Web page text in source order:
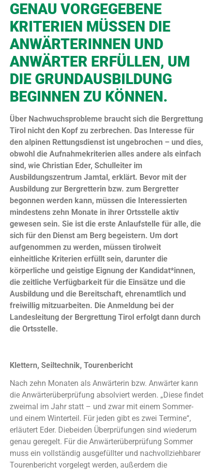
GENAU VORGEGEBENE
KRITERIEN MÜSSEN DIE
ANWÄRTERINNEN UND
ANWÄRTER ERFÜLLEN, UM
DIE GRUNDAUSBILDUNG
BEGINNEN ZU KÖNNEN.
Über Nachwuchsprobleme braucht sich die Bergrettung
Tirol nicht den Kopf zu zerbrechen. Das Interesse für
den alpinen Rettungsdienst ist ungebrochen – und dies,
obwohl die Aufnahmekriterien alles andere als einfach
sind, wie Christian Eder, Schulleiter im
Ausbildungszentrum Jamtal, erklärt. Bevor mit der
Ausbildung zur Bergretterin bzw. zum Bergretter
begonnen werden kann, müssen die Interessierten
mindestens zehn Monate in ihrer Ortsstelle aktiv
gewesen sein. Sie ist die erste Anlaufstelle für alle, die
sich für den Dienst am Berg begeistern. Um dort
aufgenommen zu werden, müssen tirolweit
einheitliche Kriterien erfüllt sein, darunter die
körperliche und geistige Eignung der Kandidat*innen,
die zeitliche Verfügbarkeit für die Einsätze und die
Ausbildung und die Bereitschaft, ehrenamtlich und
freiwillig mitzuarbeiten. Die Anmeldung bei der
Landesleitung der Bergrettung Tirol erfolgt dann durch
die Ortsstelle.
Klettern, Seiltechnik, Tourenbericht
Nach zehn Monaten als Anwärterin bzw. Anwärter kann
die Anwärterüberprüfung absolviert werden. „Diese findet
zweimal im Jahr statt – und zwar mit einem Sommer-
und einem Winterteil. Für jeden gibt es zwei Termine“,
erläutert Eder. Diebeiden Überprüfungen sind wiederum
genau geregelt. Für die Anwärterüberprüfung Sommer
muss ein vollständig ausgefüllter und nachvollziehbarer
Tourenbericht vorgelegt werden, außerdem die